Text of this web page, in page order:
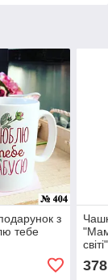
з
тебе
378